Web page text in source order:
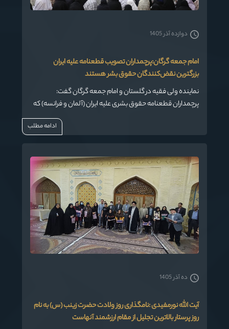
امام جمعه گرگان:پرچمداران تصویب قطعنامه علیه ایران
بزرگترین نقض‌کنندگان حقوق بشر هستند
نماینده ولی فقیه در گلستان و امام جمعه گرگان گفت:
پرچمداران قطعنامه حقوق بشری علیه ایران (آلمان و فرانسه) که
پنجشنبه هفته گذشته در شورای حقوق بشر سازمان ملل متحد
به تصویب رسید، بزرگترین و عاملین اصلی نقض حقوق بشر در
دوازده آذر 1405
ادامه مطلب
آیت الله نورمفیدی :نامگذاری روز ولادت حضرت زینب (س) به نام
روز پرستار بالاترین تجلیل از مقام ارزشمند آنهاست
ده آذر 1405